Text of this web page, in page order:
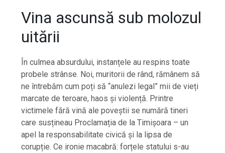
Vina ascunsă sub molozul
uitării
În culmea absurdului, instanțele au respins toate
probele strânse. Noi, muritorii de rând, rămânem să
ne întrebăm cum poți să “anulezi legal” mii de vieți
marcate de teroare, haos și violență. Printre
victimele fără vină ale poveștii se numără tineri
care susțineau Proclamația de la Timișoara – un
apel la responsabilitate civică și la lipsa de
corupție. Ce ironie macabră: forțele statului s-au